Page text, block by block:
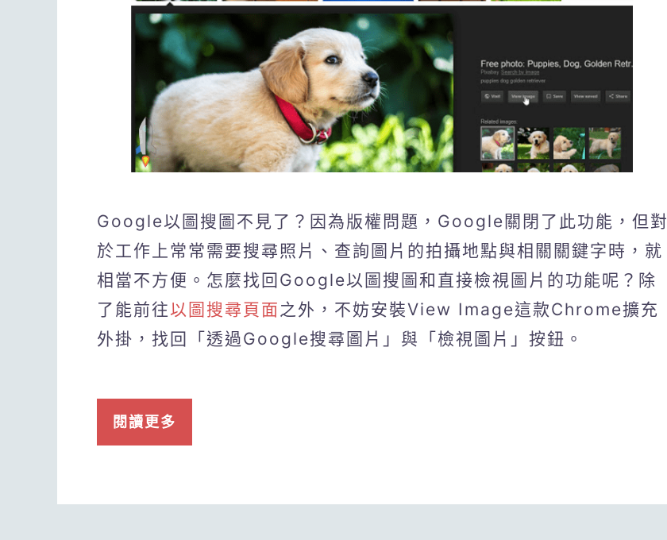
Google以圖搜圖不見了？因為版權問題，Google關閉了此功能，但對
於工作上常常需要搜尋照片、查詢圖片的拍攝地點與相關關鍵字時，就
相當不方便。怎麼找回Google以圖搜圖和直接檢視圖片的功能呢？除
了能前往以圖搜尋頁面 之外，不妨安裝View Image這款Chrome擴充
外掛，找回「透過Google搜尋圖片」與「檢視圖片」按鈕。
閱讀更多